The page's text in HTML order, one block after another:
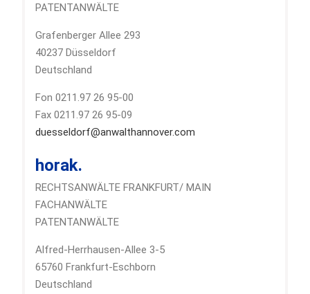
PATENTANWÄLTE
Grafenberger Allee 293
40237 Düsseldorf
Deutschland
Fon 0211.97 26 95-00
Fax 0211.97 26 95-09
duesseldorf@anwalthannover.com
horak.
RECHTSANWÄLTE FRANKFURT/ MAIN
FACHANWÄLTE
PATENTANWÄLTE
Alfred-Herrhausen-Allee 3-5
65760 Frankfurt-Eschborn
Deutschland